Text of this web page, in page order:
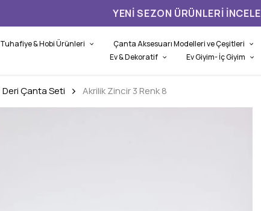
YENI SEZON ÜRÜNLERI İNCELE
Tuhafiye & Hobi Ürünleri Çanta Aksesuarı Modelleri ve Çeşitleri
Ev & Dekoratif
Ev Giyim- İç Giyim
Deri Çanta Seti Akrilik Zincir 3 Renk 8